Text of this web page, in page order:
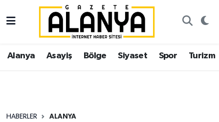
Alanya Asayiş Bölge Siyaset Spor Turizm
HABERLER ALANYA
Alanya
Asayiş
Siyaset
İstanbul Nöbetçi Eczaneler
İstanbul Hava Durumu
Süper Lig Puan Durumu ve Fikstür